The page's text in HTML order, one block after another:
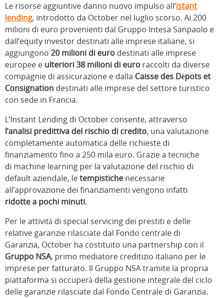
Le risorse aggiuntive danno nuovo impulso all’istant
lending, introdotto da October nel luglio scorso. Ai 200
milioni di euro provenienti dal Gruppo Intesa Sanpaolo e
dall’equity investor destinati alle imprese italiane, si
aggiungono 20 milioni di euro destinati alle imprese
europee e ulteriori 38 milioni di euro raccolti da diverse
compagnie di assicurazione e dalla Caisse des Dèpots et
Consignation destinati alle imprese del settore turistico
con sede in Francia.
L’Instant Lending di October consente, attraverso
l’analisi predittiva del rischio di credito, una valutazione
completamente automatica delle richieste di
finanziamento fino a 250 mila euro. Grazie a tecniche
di machine learning per la valutazione del rischio di
default aziendale, letempistiche necessarie
all’approvazione dei finanziamenti vengono infatti
ridotte a pochi minuti.
Per le attività di special servicing dei prestiti e delle
relative garanzie rilasciate dal Fondo centrale di
Garanzia, October ha costituito una partnership con il
Gruppo NSA, primo mediatore creditizio italiano per le
imprese per fatturato. Il Gruppo NSA tramite la propria
piattaforma si occuperà della gestione integrale del ciclo
delle garanzie rilasciate dal Fondo Centrale di Garanzia.